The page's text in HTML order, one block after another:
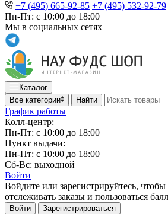
+7 (495) 665-92-85 +7 (495) 532-92-79
Пн-Пт: с 10:00 до 18:00
Мы в социальных сетях
Каталог
Все категории
Найти
График работы
Колл-центр:
Пн-Пт: с 10:00 до 18:00
Пункт выдачи:
Пн-Пт: с 10:00 до 18:00
Сб-Вс: выходной
Войти
Войдите или зарегистрируйтесь,
отслеживать заказы и пользоваться
Войти Зарегистрироваться